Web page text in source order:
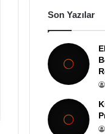
Son Yazılar